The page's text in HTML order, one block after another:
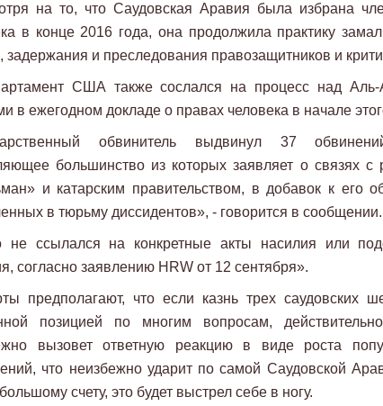
на то, что Саудовская Аравия была избрана
в конце 2016 года, она продолжила практику
задержания и преследования правозащитников и
США также сослался на процесс над
в ежегодном докладе о правах человека в начале
обвинитель выдвинул 37
большинство из которых заявляет о связях с
и катарским правительством, в добавок к его
в тюрьму диссидентов», - говорится в сообщении.
не ссылался на конкретные акты насилия или
согласно заявлению HRW от 12 сентября».
предполагают, что если казнь трех саудовских
позицией по многим вопросам,
вызовет ответную реакцию в виде роста
что неизбежно ударит по самой Саудовской
счету, это будет выстрел себе в ногу.